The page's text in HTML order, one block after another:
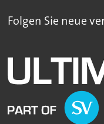
Folgen Sie neue